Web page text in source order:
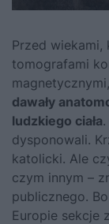
Przed
tomografami
dawały
ludzkiego ciała
dysponowali.
katolicki. Ale
czym innym –
publicznego.
Europie sekcje